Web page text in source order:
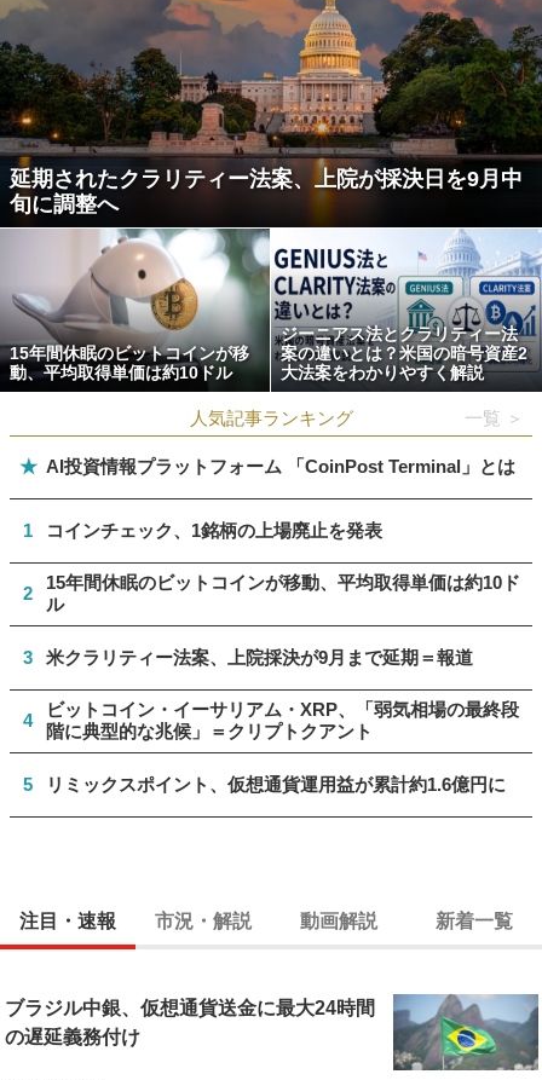
延期されたクラリティー法案、上院が採決日を9月中
旬に調整へ
15年間休眠のビットコインが移
動、平均取得単価は約10ドル
ジーニアス法とクラリティー法
案の違いとは？米国の暗号資産2
大法案をわかりやすく解説
人気記事ランキング 一覧 ＞
★ AI投資情報プラットフォーム 「CoinPost Terminal」とは
1 コインチェック、1銘柄の上場廃止を発表
2
15年間休眠のビットコインが移動、平均取得単価は約10ド
ル
3 米クラリティー法案、上院採決が9月まで延期＝報道
4
ビットコイン・イーサリアム・XRP、「弱気相場の最終段
階に典型的な兆候」＝クリプトクアント
5 リミックスポイント、仮想通貨運用益が累計約1.6億円に
注目・速報 市況・解説 動画解説 新着一覧
ブラジル中銀、仮想通貨送金に最大24時間
の遅延義務付け